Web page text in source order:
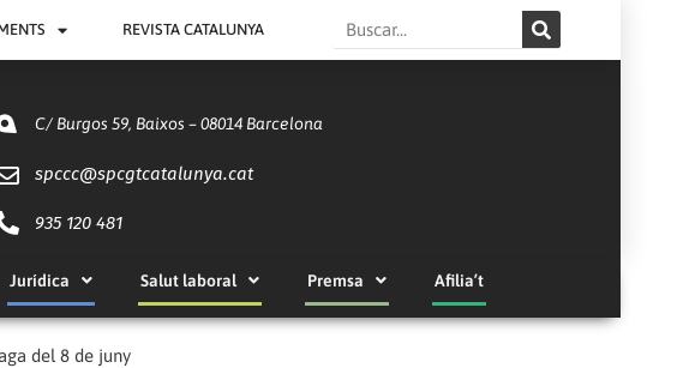
REVISTA CATALUNYA Search
C/ Burgos 59, Baixos – 08014 Barcelona
spccc@spcgtcatalunya.cat
935 120 481
Jurídica Salut laboral Premsa Afilia’t
del 8 de juny